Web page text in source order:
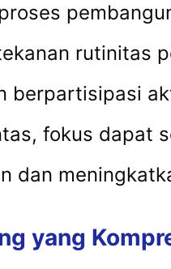
rutinitas
berpartisipasi
fokus dapat
dan
yang